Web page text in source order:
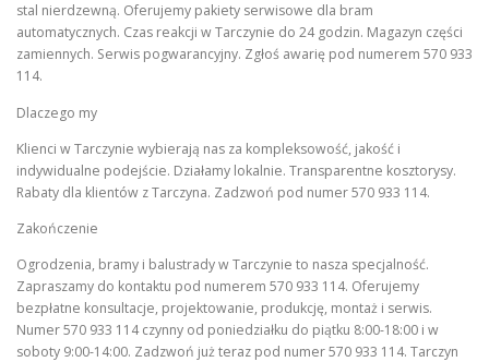
stal nierdzewną. Oferujemy pakiety serwisowe dla bram
automatycznych. Czas reakcji w Tarczynie do 24 godzin. Magazyn części
zamiennych. Serwis pogwarancyjny. Zgłoś awarię pod numerem 570 933
114.
Dlaczego my
Klienci w Tarczynie wybierają nas za kompleksowość, jakość i
indywidualne podejście. Działamy lokalnie. Transparentne kosztorysy.
Rabaty dla klientów z Tarczyna. Zadzwoń pod numer 570 933 114.
Zakończenie
Ogrodzenia, bramy i balustrady w Tarczynie to nasza specjalność.
Zapraszamy do kontaktu pod numerem 570 933 114. Oferujemy
bezpłatne konsultacje, projektowanie, produkcję, montaż i serwis.
Numer 570 933 114 czynny od poniedziałku do piątku 8:00-18:00 i w
soboty 9:00-14:00. Zadzwoń już teraz pod numer 570 933 114. Tarczyn